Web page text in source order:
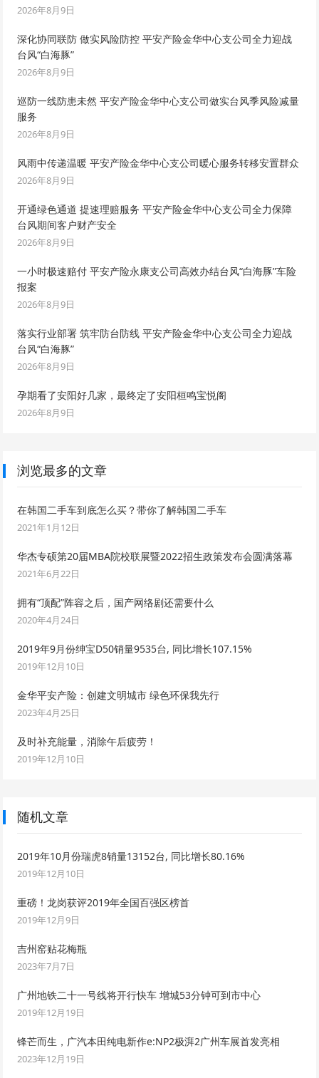
2026年8月9日
深化协同联防 做实风险防控 平安产险金华中心支公司全力迎战
台风“白海豚”
2026年8月9日
巡防一线防患未然 平安产险金华中心支公司做实台风季风险减量
服务
2026年8月9日
风雨中传递温暖 平安产险金华中心支公司暖心服务转移安置群众
2026年8月9日
开通绿色通道 提速理赔服务 平安产险金华中心支公司全力保障
台风期间客户财产安全
2026年8月9日
一小时极速赔付 平安产险永康支公司高效办结台风“白海豚”车险
报案
2026年8月9日
落实行业部署 筑牢防台防线 平安产险金华中心支公司全力迎战
台风“白海豚”
2026年8月9日
孕期看了安阳好几家，最终定了安阳桓鸣宝悦阁
2026年8月9日
浏览最多的文章
在韩国二手车到底怎么买？带你了解韩国二手车
2021年1月12日
华杰专硕第20届MBA院校联展暨2022招生政策发布会圆满落幕
2021年6月22日
拥有“顶配”阵容之后，国产网络剧还需要什么
2020年4月24日
2019年9月份绅宝D50销量9535台, 同比增长107.15%
2019年12月10日
金华平安产险：创建文明城市 绿色环保我先行
2023年4月25日
及时补充能量，消除午后疲劳！
2019年12月10日
随机文章
2019年10月份瑞虎8销量13152台, 同比增长80.16%
2019年12月10日
重磅！龙岗获评2019年全国百强区榜首
2019年12月9日
吉州窑贴花梅瓶
2023年7月7日
广州地铁二十一号线将开行快车 增城53分钟可到市中心
2019年12月19日
锋芒而生，广汽本田纯电新作e:NP2极湃2广州车展首发亮相
2023年12月19日